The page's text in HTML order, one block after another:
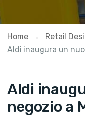
Home
Retail
Aldi inaugura un
Aldi
negozio a